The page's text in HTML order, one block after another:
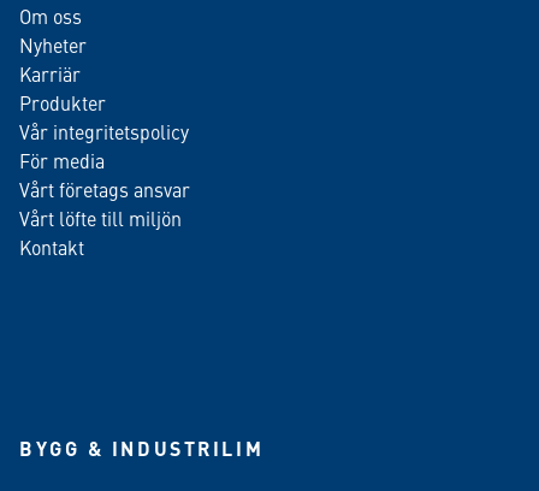
Om oss
Nyheter
Karriär
Produkter
Vår integritetspolicy
För media
Vårt företags ansvar
Vårt löfte till miljön
Kontakt
BYGG & INDUSTRILIM